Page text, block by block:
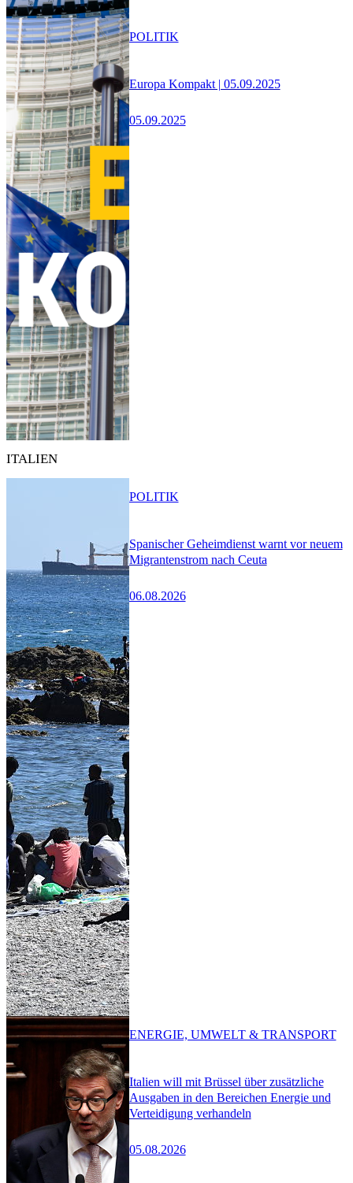
Europa Kompakt | 05.09.2025
05.09.2025
POLITIK
ITALIEN
Spanischer Geheimdienst warnt vor neuem
Migrantenstrom nach Ceuta
06.08.2026
POLITIK
Italien will mit Brüssel über zusätzliche
Ausgaben in den Bereichen Energie und
Verteidigung verhandeln
05.08.2026
ENERGIE, UMWELT & TRANSPORT